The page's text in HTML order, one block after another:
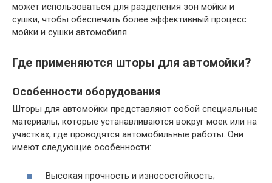
может использоваться для разделения зон мойки и
сушки, чтобы обеспечить более эффективный процесс
мойки и сушки автомобиля.
Где применяются шторы для автомойки?
Особенности оборудования
Шторы для автомойки представляют собой специальные
материалы, которые устанавливаются вокруг моек или на
участках, где проводятся автомобильные работы. Они
имеют следующие особенности:
Высокая прочность и износостойкость;